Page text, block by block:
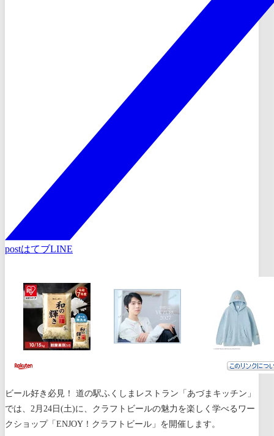
postはてブLINE
ビール好き必見！ 道の駅ふくしまレストラン「あづまキッチン」
では、2月24日(土)に、クラフトビールの魅力を楽しく学べるワー
クショップ「ENJOY！クラフトビール」を開催します。